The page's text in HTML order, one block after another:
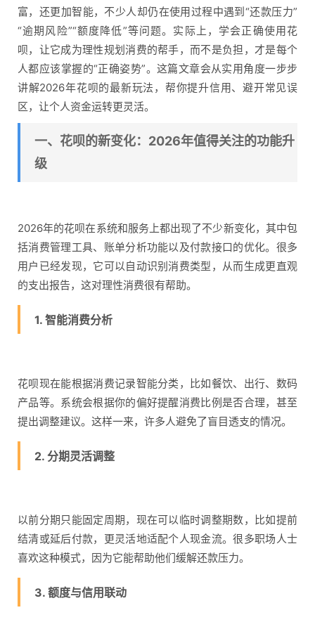
富，还更加智能，不少人却仍在使用过程中遇到“还款压力”
“逾期风险”“额度降低”等问题。实际上，学会正确使用花
呗，让它成为理性规划消费的帮手，而不是负担，才是每个
人都应该掌握的“正确姿势”。这篇文章会从实用角度一步步
讲解2026年花呗的最新玩法，帮你提升信用、避开常见误
区，让个人资金运转更灵活。
一、花呗的新变化：2026年值得关注的功能升
级
2026年的花呗在系统和服务上都出现了不少新变化，其中包
括消费管理工具、账单分析功能以及付款接口的优化。很多
用户已经发现，它可以自动识别消费类型，从而生成更直观
的支出报告，这对理性消费很有帮助。
1. 智能消费分析
花呗现在能根据消费记录智能分类，比如餐饮、出行、数码
产品等。系统会根据你的偏好提醒消费比例是否合理，甚至
提出调整建议。这样一来，许多人避免了盲目透支的情况。
2. 分期灵活调整
以前分期只能固定周期，现在可以临时调整期数，比如提前
结清或延后付款，更灵活地适配个人现金流。很多职场人士
喜欢这种模式，因为它能帮助他们缓解还款压力。
3. 额度与信用联动